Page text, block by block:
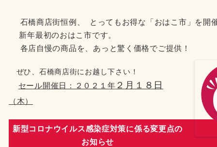
石橋商店街恒例、
とってもお得な「おはこ市」を開
新年最初のおはこ市です。
各店自慢の商品を、あっと驚く価格でご提供！
ぜひ、石橋商店街にお越し下さい！
セール開催日：２０２１年 ２ 月１８日
（木）
新型コロナウイルス感染症対策に係る変更点の
お知らせ